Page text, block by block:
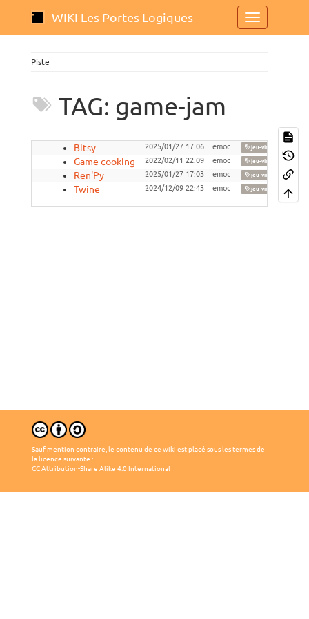
WIKI Les Portes Logiques
Piste
TAG: game-jam
Bitsy 2025/01/27 17:06 emoc jeu-video
Game cooking 2022/02/11 22:09 emoc jeu-video ,
Ren'Py 2025/01/27 17:03 emoc jeu-video ,
Twine 2024/12/09 22:43 emoc jeu-video
Sauf mention contraire, le contenu de ce wiki est placé sous les termes de
la licence suivante :
CC Attribution-Share Alike 4.0 International